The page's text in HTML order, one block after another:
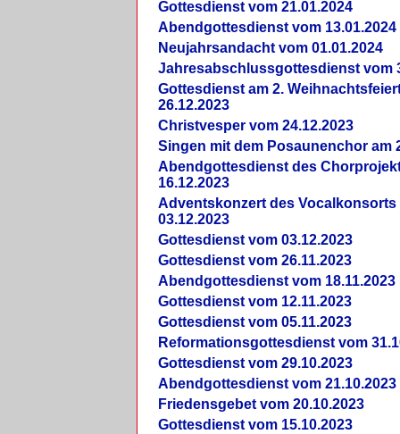
Gottesdienst vom 21.01.2024
Abendgottesdienst vom 13.01.2024
Neujahrsandacht vom 01.01.2024
Jahresabschlussgottesdienst vom
Gottesdienst am 2.
26.12.2023
Christvesper vom 24.12.2023
Singen mit dem Posaunenchor am
Abendgottesdienst des
16.12.2023
Adventskonzert des Vocalkonsorts
03.12.2023
Gottesdienst vom 03.12.2023
Gottesdienst vom 26.11.2023
Abendgottesdienst vom 18.11.2023
Gottesdienst vom 12.11.2023
Gottesdienst vom 05.11.2023
Reformationsgottesdienst vom
Gottesdienst vom 29.10.2023
Abendgottesdienst vom 21.10.2023
Friedensgebet vom 20.10.2023
Gottesdienst vom 15.10.2023